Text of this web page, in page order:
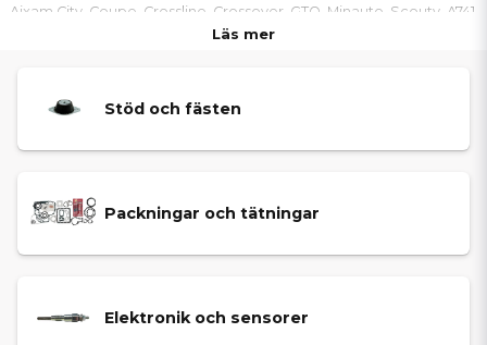
Aixam City, Coupe, Crossline, Crossover, GTO, Minauto, Scouty, A741,
A721, Roadline, 500 & 400 från bland annat Ambition (S10), Emotion
Läs mer
Stöd och fästen
Packningar och tätningar
Elektronik och sensorer